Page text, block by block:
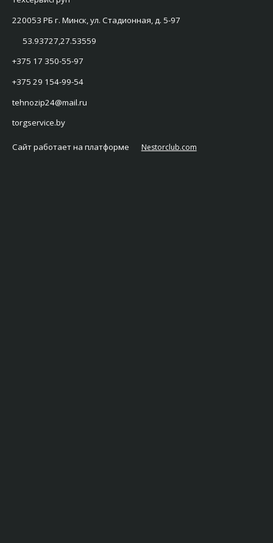
220053 РБ г. Минск, ул. Стадионная, д. 5-97
53.93727,27.53559
+375 17 350-55-97
+375 29 154-99-54
tehnozip24@mail.ru
torgservice.by
Сайт работает на платформе Nestorclub.com